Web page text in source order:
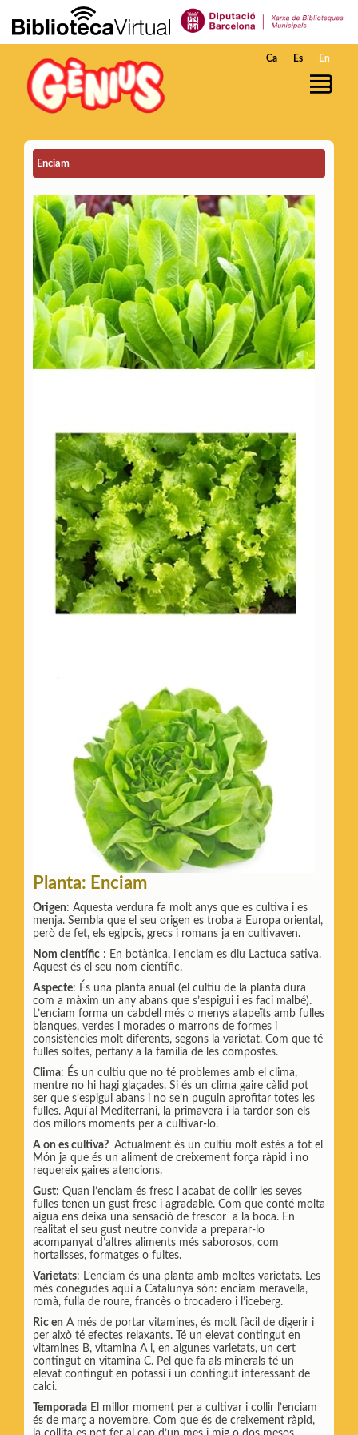
Skip to Main Content
Ca Es En
Enciam
Planta: Enciam
Origen: Aquesta verdura fa molt anys que es cultiva i es
menja. Sembla que el seu origen es troba a Europa oriental,
però de fet, els egipcis, grecs i romans ja en cultivaven.
Nom científic : En botànica, l’enciam es diu Lactuca sativa.
Aquest és el seu nom científic.
Aspecte: És una planta anual (el cultiu de la planta dura
com a màxim un any abans que s’espigui i es faci malbé).
L’enciam forma un cabdell més o menys atapeïts amb fulles
blanques, verdes i morades o marrons de formes i
consistències molt diferents, segons la varietat. Com que té
fulles soltes, pertany a la família de les compostes.
Clima: És un cultiu que no té problemes amb el clima,
mentre no hi hagi glaçades. Si és un clima gaire càlid pot
ser que s’espigui abans i no se’n puguin aprofitar totes les
fulles. Aquí al Mediterrani, la primavera i la tardor son els
dos millors moments per a cultivar-lo.
A on es cultiva? Actualment és un cultiu molt estès a tot el
Món ja que és un aliment de creixement força ràpid i no
requereix gaires atencions.
Gust: Quan l’enciam és fresc i acabat de collir les seves
fulles tenen un gust fresc i agradable. Com que conté molta
aigua ens deixa una sensació de frescor a la boca. En
realitat el seu gust neutre convida a preparar-lo
acompanyat d’altres aliments més saborosos, com
hortalisses, formatges o fuites.
Varietats: L’enciam és una planta amb moltes varietats. Les
més conegudes aquí a Catalunya són: enciam meravella,
romà, fulla de roure, francès o trocadero i l’iceberg.
Ric en A més de portar vitamines, és molt fàcil de digerir i
per això té efectes relaxants. Té un elevat contingut en
vitamines B, vitamina A i, en algunes varietats, un cert
contingut en vitamina C. Pel que fa als minerals té un
elevat contingut en potassi i un contingut interessant de
calci.
Temporada El millor moment per a cultivar i collir l’enciam
és de març a novembre. Com que és de creixement ràpid,